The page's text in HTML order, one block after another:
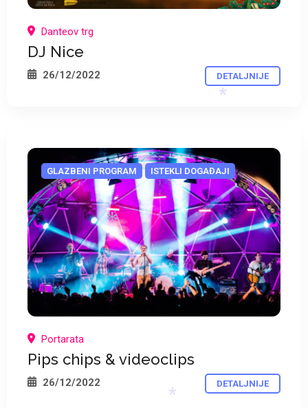
Danteov trg
DJ Nice
26/12/2022 DETALJNIJE
GLAZBENI PROGRAM ISTEKLI DOGAĐAJI
Portarata
Pips chips & videoclips
26/12/2022 DETALJNIJE
*